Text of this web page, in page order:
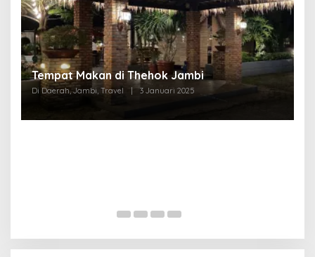
Tempat Makan di Thehok Jambi
Di Daerah, Jambi, Travel 3 Januari 2025